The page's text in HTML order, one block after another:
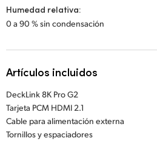
Humedad relativa:
0 a 90 % sin condensación
Artículos incluidos
DeckLink 8K Pro G2
Tarjeta PCM HDMI 2.1
Cable para alimentación externa
Tornillos y espaciadores